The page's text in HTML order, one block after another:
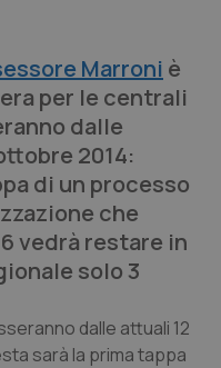
Marroni è
per le centrali
dalle
2014:
di un processo
che
vedrà restare in
solo 3
dalle attuali 12
sarà la prima tappa